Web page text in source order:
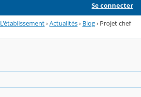
Se connecter
L'établissement›Actualités› Blog› Projet chef